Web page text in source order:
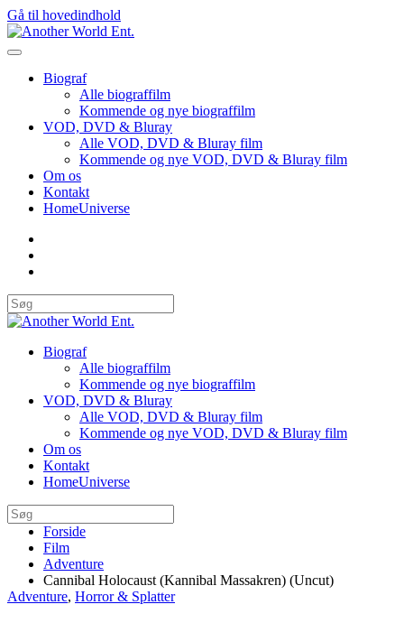
Gå til hovedindhold
Biograf
Alle biograffilm
Kommende og nye biograffilm
VOD, DVD & Bluray
Alle VOD, DVD & Bluray film
Kommende og nye VOD, DVD & Bluray film
Om os
Kontakt
HomeUniverse
Biograf
Alle biograffilm
Kommende og nye biograffilm
VOD, DVD & Bluray
Alle VOD, DVD & Bluray film
Kommende og nye VOD, DVD & Bluray film
Om os
Kontakt
HomeUniverse
Forside
Film
Adventure
Cannibal Holocaust (Kannibal Massakren) (Uncut)
Adventure, Horror & Splatter